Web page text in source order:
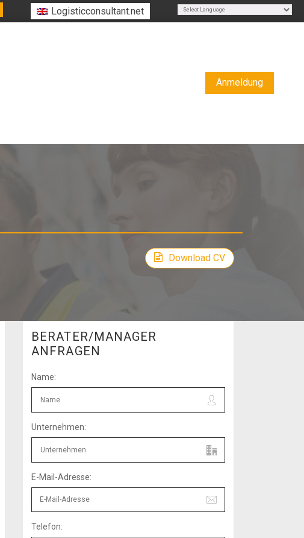
Logisticconsultant.net
Powered by
Translate
Anmeldung
Download CV
BERATER/MANAGER
ANFRAGEN
Name:
Unternehmen:
E-Mail-Adresse:
Telefon: